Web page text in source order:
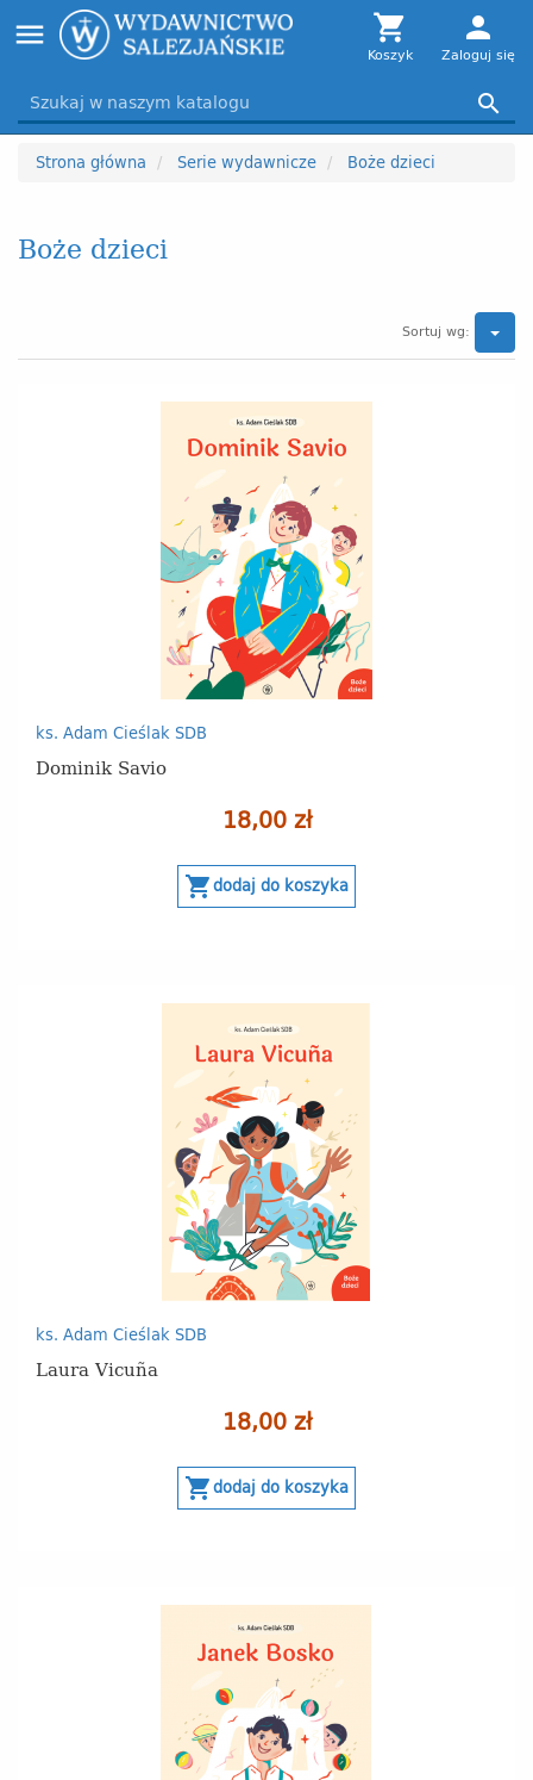
navigation
menu 
Koszyk
person
Zaloguj się

Strona główna Serie wydawnicze Boże dzieci
Boże dzieci
Sortuj wg:
ks. Adam Cieślak SDB
Dominik Savio
18,00 zł
shopping_cartdodaj do koszyka
ks. Adam Cieślak SDB
Laura Vicuña
18,00 zł
shopping_cartdodaj do koszyka